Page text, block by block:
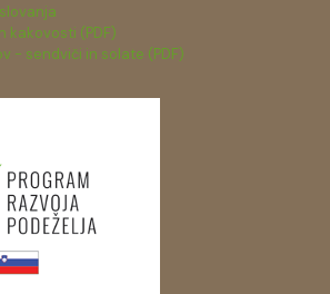
kakovosti (PDF)
- sendviči in solate (PDF)